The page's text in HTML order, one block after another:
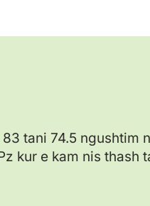
tani 74.5
kur e kam nis